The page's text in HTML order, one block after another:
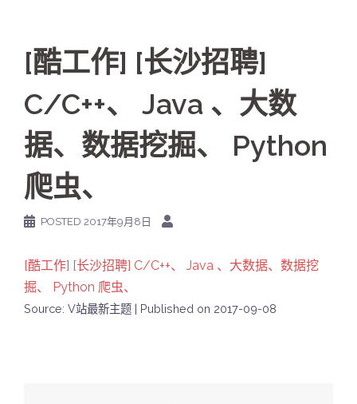
[酷工作] [长沙招聘]
C/C++、 Java 、大数
据、数据挖掘、 Python
爬虫、
POSTED 2017年9月8日
[酷工作] [长沙招聘] C/C++、 Java 、大数据、数据挖
掘、 Python 爬虫、
Source: V站最新主题 Published on 2017-09-08